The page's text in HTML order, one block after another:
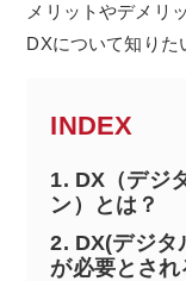
メリットやデメリ
DXについて知りた
INDEX
1. DX（デジ
ン）とは？
2. DX(デジタ
が必要とされ